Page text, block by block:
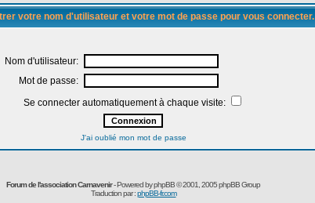
votre nom d'utilisateur et votre mot de passe pour vous connecter.
Nom d'utilisateur:
Mot de passe:
Se connecter automatiquement à chaque visite:
J'ai oublié mon mot de passe
Forum de l'association Carnavenir- Powered byphpBB© 2001, 2005 phpBB Group
Traduction par :phpBB-fr.com